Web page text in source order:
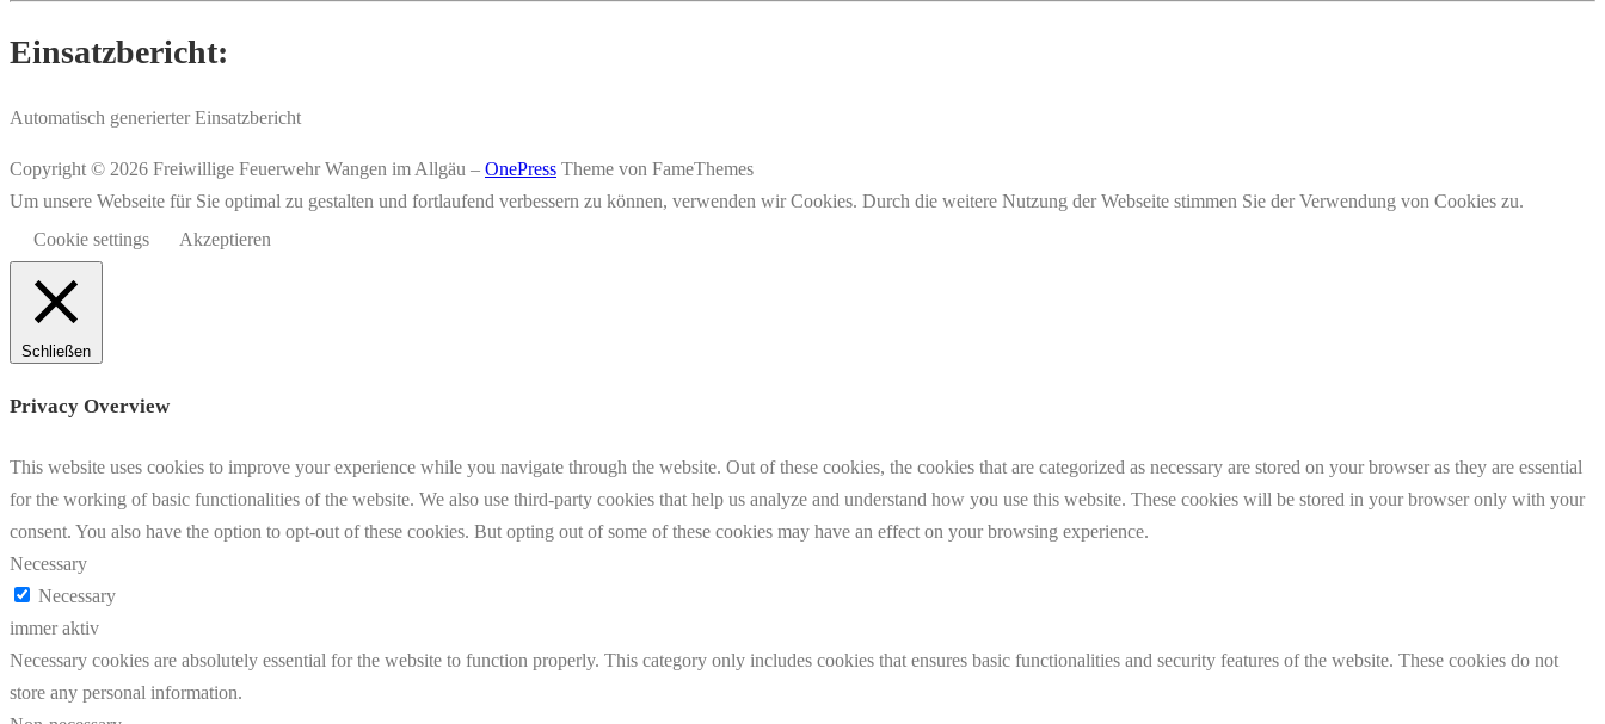
Einsatzbericht:
Automatisch generierter Einsatzbericht
Copyright © 2026 Freiwillige Feuerwehr Wangen im Allgäu – OnePress Theme von FameThemes
Um unsere Webseite für Sie optimal zu gestalten und fortlaufend verbessern zu können, verwenden wir Cookies. Durch die weitere Nutzung der Webseite stimmen Sie der Verwendung von Cookies zu.
Cookie settings
Akzeptieren
Schließen
Privacy Overview
This website uses cookies to improve your experience while you navigate through the website. Out of these cookies, the cookies that are categorized as necessary are stored on your browser as they are essential
for the working of basic functionalities of the website. We also use third-party cookies that help us analyze and understand how you use this website. These cookies will be stored in your browser only with your
consent. You also have the option to opt-out of these cookies. But opting out of some of these cookies may have an effect on your browsing experience.
Necessary
Necessary
immer aktiv
Necessary cookies are absolutely essential for the website to function properly. This category only includes cookies that ensures basic functionalities and security features of the website. These cookies do not
store any personal information.